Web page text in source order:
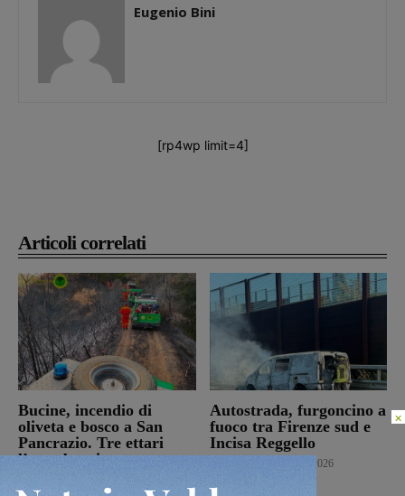
Articoli correlati
Bucine, incendio di
oliveta e bosco a San
Pancrazio. Tre ettari
l’area bruciata
Cronaca
Autostrada, furgoncino a
fuoco tra Firenze sud e
Incisa Reggello
7 Agosto 2026
Eugenio Bini
[rp4wp limit=4]
×